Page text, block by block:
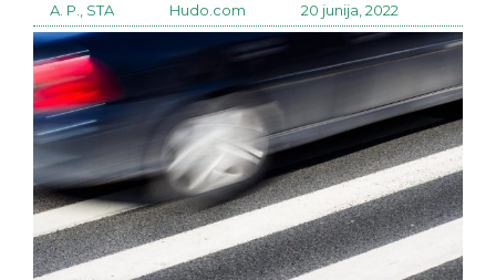
A. P., STA Hudo.com 20 junija, 2022